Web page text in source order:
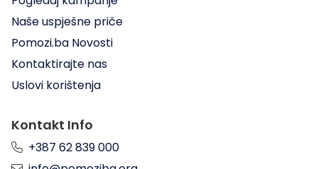
Naše uspješne priče
Pomozi.ba Novosti
Kontaktirajte nas
Uslovi korištenja
Kontakt Info
+387 62 839 000